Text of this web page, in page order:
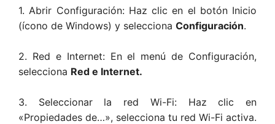
1. Abrir Configuración: Haz clic en el botón Inicio
(ícono de Windows) y selecciona Configuración.
2. Red e Internet: En el menú de Configuración,
selecciona Red e Internet.
3. Seleccionar la red Wi-Fi: Haz clic en
«Propiedades de…», selecciona tu red Wi-Fi activa.